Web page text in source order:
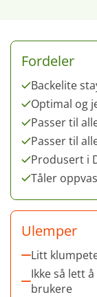
Fordeler
Backelite
Optimal og
Passer til
Passer til
Produsert i
Tåler
Ulemper
Litt
Ikke så lett
brukere